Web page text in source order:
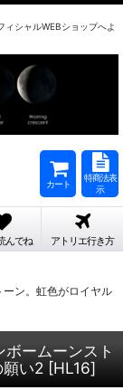
シャルWEBショップへよ
カート
特商法表
示
んでね アトリエ行き方
ン。虹色がロイヤル
ームーンスト
い2 [HL16]